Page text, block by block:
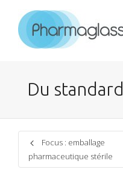
Du
Focus : emballage
pharmaceutique stérile